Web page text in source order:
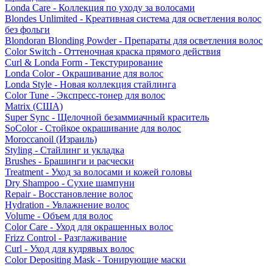
Londa Care - Коллекция по уходу за волосами
Blondes Unlimited - Креативная система для осветления волос
без фольги
Blondoran Blonding Powder - Препараты для осветления волос
Color Switch - Оттеночная краска прямого действия
Curl & Londa Form - Текстурирование
Londa Color - Окрашивание для волос
Londa Style - Новая коллекция стайлинга
Color Tune - Экспресс-тонер для волос
Matrix (США)
Super Sync - Щелочной безаммиачный краситель
SoColor - Стойкое окрашивание для волос
Moroccanoil (Израиль)
Styling - Стайлинг и укладка
Brushes - Брашинги и расчески
Treatment - Уход за волосами и кожей головы
Dry Shampoo - Сухие шампуни
Repair - Восстановление волос
Hydration - Увлажнение волос
Volume - Объем для волос
Color Care - Уход для окрашенных волос
Frizz Control - Разглаживание
Curl - Уход для кудрявых волос
Color Depositing Mask - Тонирующие маски